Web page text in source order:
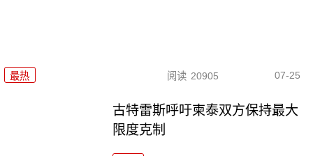
最热 阅读 20905 07-25
古特雷斯呼吁柬泰双方保持最大
限度克制